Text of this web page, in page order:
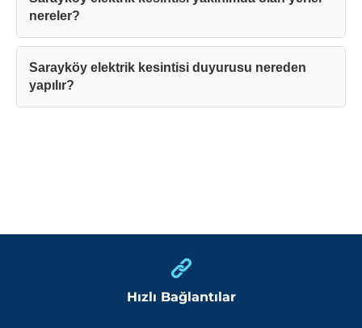
nereler?
Sarayköy elektrik kesintisi duyurusu nereden
yapılır?
Hızlı Bağlantılar